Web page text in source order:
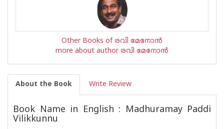
Other Books of രവി മേനോന്‍
more about author രവി മേനോന്‍
About the Book Write Review
Book Name in English : Madhuramay Paddi
Vilikkunnu